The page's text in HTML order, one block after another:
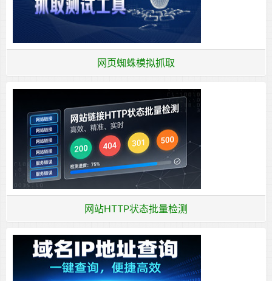
网页蜘蛛模拟抓取
网站HTTP状态批量检测